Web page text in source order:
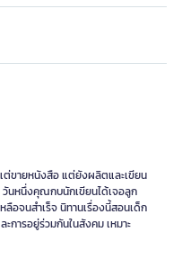
ขายหนังสือ แต่ยังผลิตและเขียน
นหนึ่งคุณกบนักเขียนได้เจอลูก
อจนสำเร็จ นิทานเรื่องนี้สอนเด็ก
การอยู่ร่วมกันในสังคม เหมาะ